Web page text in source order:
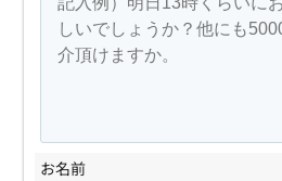
お名前